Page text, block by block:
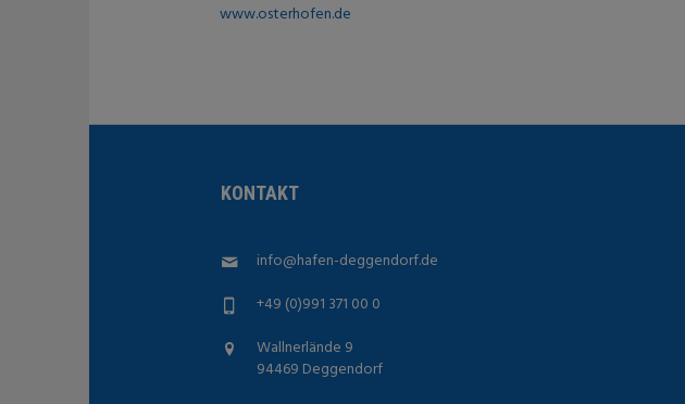
www.osterhofen.de
KONTAKT
info@hafen-deggendorf.de
+49 (0)991 371 00 0
Wallnerlände 9
94469 Deggendorf